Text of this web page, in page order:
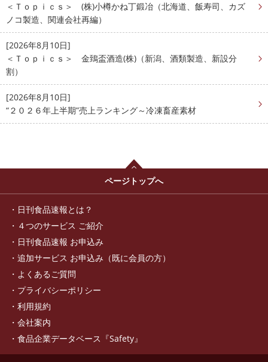
＜Ｔｏｐｉｃｓ＞ (株)小樽かね丁鍛冶（北海道、飯寿司、カズ
ノコ製造、関連会社再編）
[2026年8月10日]
＜Ｔｏｐｉｃｓ＞ 金鵄盃酒造(株)（新潟、酒類製造、新設分
割）
[2026年8月10日]
“２０２６年上半期”売上ランキング～冷凍畜産素材
ページトップへ
日刊食品速報とは？
４つのサービス ご紹介
日刊食品速報 お申込み
追加サービス お申込み（既に会員の方）
よくあるご質問
プライバシーポリシー
利用規約
会社案内
食品企業データベース『Safety』